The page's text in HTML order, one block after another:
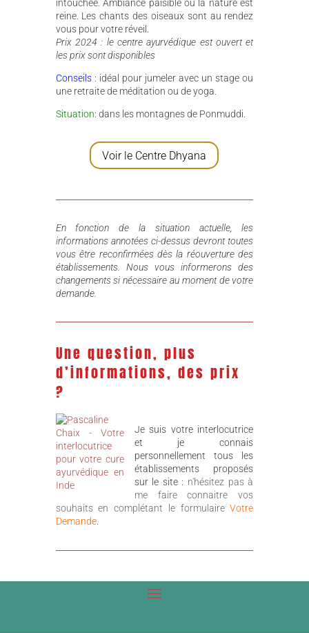
intouchée. Ambiance paisible où la nature est
reine. Les chants des oiseaux sont au rendez
vous pour votre réveil.
Prix 2024 : le centre ayurvédique est ouvert et
les prix sont disponibles
Conseils: idéal pour jumeler avec un stage ou
une retraite de méditation ou de yoga.
Situation: dans les montagnes de Ponmuddi.
Voir le Centre Dhyana
En fonction de la situation actuelle, les
informations annotées ci-dessus devront toutes
vous être reconfirmées dès la réouverture des
établissements. Nous vous informerons des
changements si nécessaire au moment de votre
demande.
Une question, plus
d’informations, des prix
?
Je suis votre interlocutrice
et je connais
personnellement tous les
établissements proposés
sur le site : n'hésitez pas à
me faire connaitre vos
souhaits en complétant le formulaireVotre
Demande.